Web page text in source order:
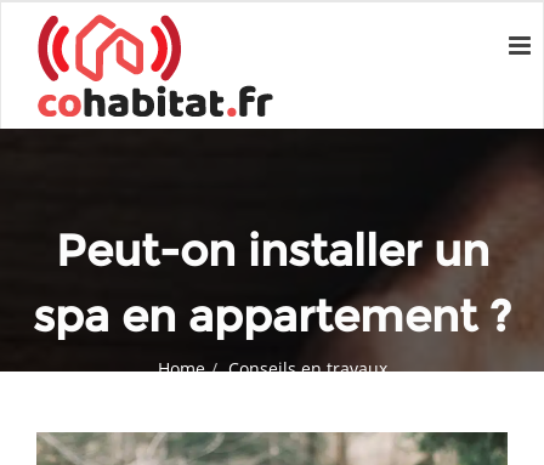
Peut-on installer un
spa en appartement ?
Home
Conseils en travaux